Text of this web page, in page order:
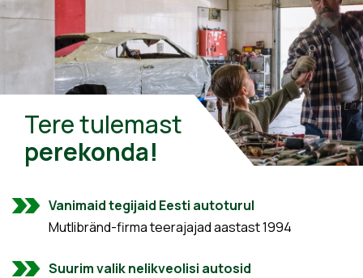
Tere tulemast
perekonda!
Vanimaid tegijaid Eesti autoturul
Mutlibränd-firma teerajajad aastast 1994
Suurim valik nelikveolisi autosid